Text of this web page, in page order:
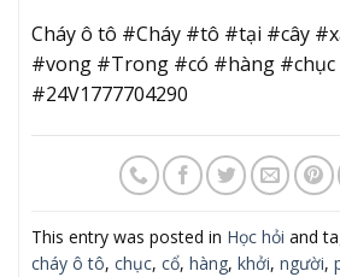
Cháy ô tô #Cháy #tô #tại #cây
#vong #Trong #có #hàng
#24V1777704290
This entry was posted in Học hỏi and
cháy ô tô, chục, cổ, hàng, khởi, người,